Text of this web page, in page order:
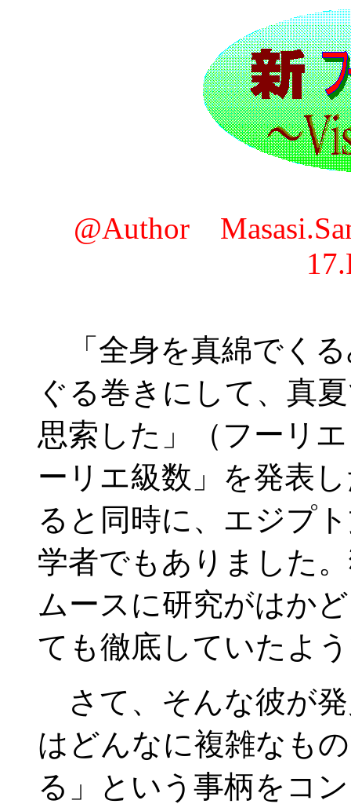
@Author
「全身を真綿でく
ぐる巻きにして、真
思索した」（フーリ
ーリエ級数」を発表
ると同時に、エジプ
学者でもありました
ムースに研究がはか
ても徹底していたよ
さて、そんな彼が
はどんなに複雑なも
る」という事柄をコ